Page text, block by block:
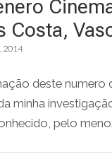
Costa,
2014
deste numero
minha
pelo